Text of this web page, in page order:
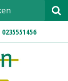
0235551456